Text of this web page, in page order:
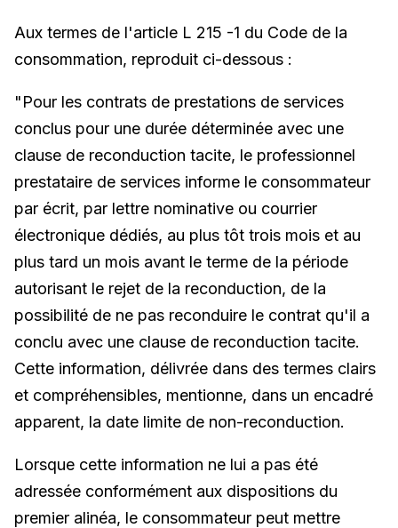
Aux termes de l'article L 215 -1 du Code de la
consommation, reproduit ci-dessous :
"Pour les contrats de prestations de services
conclus pour une durée déterminée avec une
clause de reconduction tacite, le professionnel
prestataire de services informe le consommateur
par écrit, par lettre nominative ou courrier
électronique dédiés, au plus tôt trois mois et au
plus tard un mois avant le terme de la période
autorisant le rejet de la reconduction, de la
possibilité de ne pas reconduire le contrat qu'il a
conclu avec une clause de reconduction tacite.
Cette information, délivrée dans des termes clairs
et compréhensibles, mentionne, dans un encadré
apparent, la date limite de non-reconduction.
Lorsque cette information ne lui a pas été
adressée conformément aux dispositions du
premier alinéa, le consommateur peut mettre